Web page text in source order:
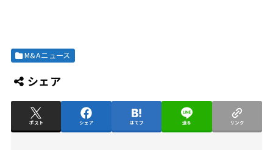
M&Aニュース
シェア
ポスト シェア はてブ 送る リンク